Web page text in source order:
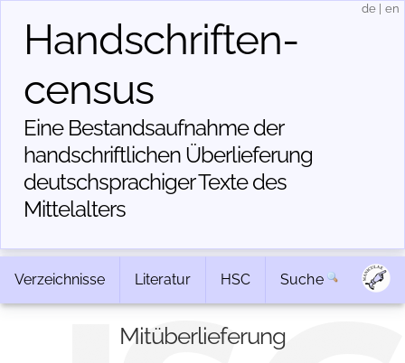
Handschriften­
census
Eine Bestandsaufnahme der
handschriftlichen Über­lieferung
deutschsprachiger Texte des
Mittelalters
de en
Verzeichnisse Literatur HSC Suche
Mitüberlieferung